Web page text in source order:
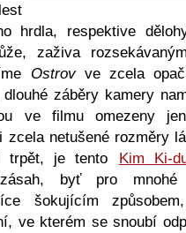
hrdla, respektive
zaživa
Ostrovve zcela
záběry kamery
ve filmu omezeny
zcela netušené rozměry
trpět, je tento
Kim Ki-
byť pro
šokujícím
ve kterém se snoubí